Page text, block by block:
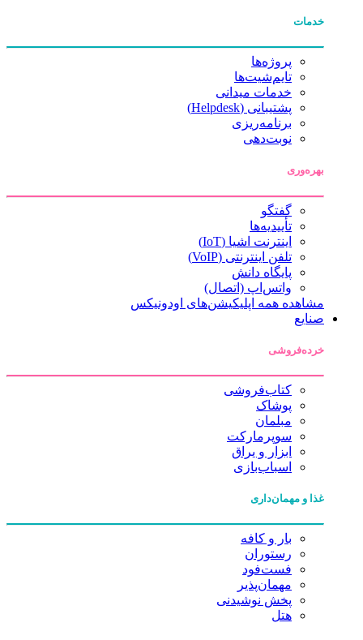
خدمات
پروژه‌ها
تایم‌شیت‌ها
خدمات میدانی
پشتیبانی (Helpdesk)
برنامه‌ریزی
نوبت‌دهی
بهره‌وری
گفتگو
تأییدیه‌ها
اینترنت اشیا (IoT)
تلفن اینترنتی (VoIP)
پایگاه دانش
واتس‌اپ (اتصال)
مشاهده همه اپلیکیشن‌های اودونیکس
صنایع
خرده‌فروشی
کتاب‌فروشی
پوشاک
مبلمان
سوپرمارکت
ابزار و یراق
اسباب‌بازی
غذا و مهمان‌داری
بار و کافه
رستوران
فست‌فود
مهمان‌پذیر
پخش نوشیدنی
هتل